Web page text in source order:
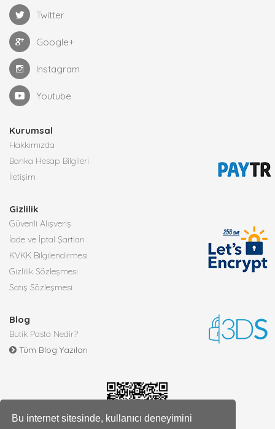
Bu internet sitesinde, kullanıcı deneyimini
Twitter
Google+
Instagram
Youtube
Kurumsal
Hakkımızda
Banka Hesap Bilgileri
İletişim
Gizlilik
Güvenli Alışveriş
İade ve İptal Şartları
KVKK Bilgilendirmesi
Gizlilik Sözleşmesi
Satış Sözleşmesi
Blog
Butik Pasta Nedir?
Tüm Blog Yazıları